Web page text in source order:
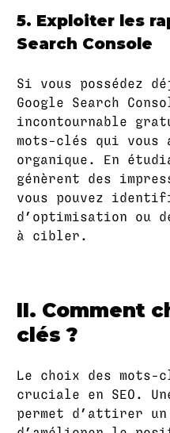
5. Exploiter les
Search Console
Si vous possédez
Google Search
incontournable
mots-clés qui
organique. En
génèrent des
vous pouvez
d’optimisation ou
à cibler.
II. Comment
clés ?
Le choix des mots-
cruciale en SEO.
permet d’attirer